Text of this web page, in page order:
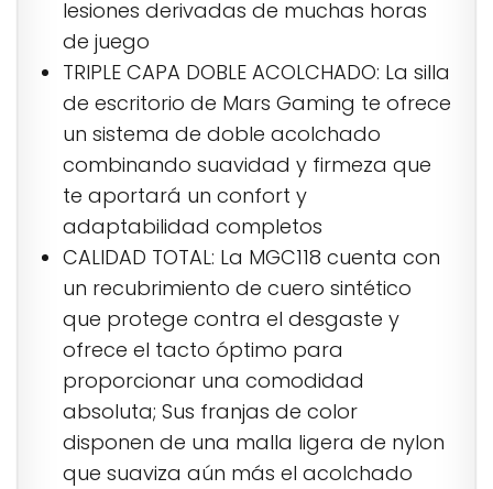
lesiones derivadas de muchas horas
de juego
TRIPLE CAPA DOBLE ACOLCHADO: La silla
de escritorio de Mars Gaming te ofrece
un sistema de doble acolchado
combinando suavidad y firmeza que
te aportará un confort y
adaptabilidad completos
CALIDAD TOTAL: La MGC118 cuenta con
un recubrimiento de cuero sintético
que protege contra el desgaste y
ofrece el tacto óptimo para
proporcionar una comodidad
absoluta; Sus franjas de color
disponen de una malla ligera de nylon
que suaviza aún más el acolchado